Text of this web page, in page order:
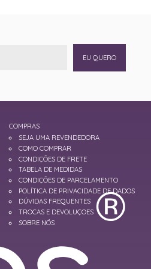
EU QUERO
COMPRAS
SEJA UMA REVENDEDORA
COMO COMPRAR
CONDIÇÕES DE FRETE
TABELA DE MEDIDAS
CONDIÇÕES DE PARCELAMENTO
POLÍTICA DE PRIVACIDADE DE DADOS
DÚVIDAS FREQUENTES
TROCAS E DEVOLUÇOES
SOBRE NÓS